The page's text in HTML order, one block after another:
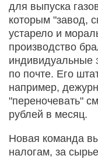
для выпуска
которым "завод,
устарело и
производство
индивидуальные
по почте. Его
например,
"переночевать"
рублей в месяц.
Новая команда
налогам, за